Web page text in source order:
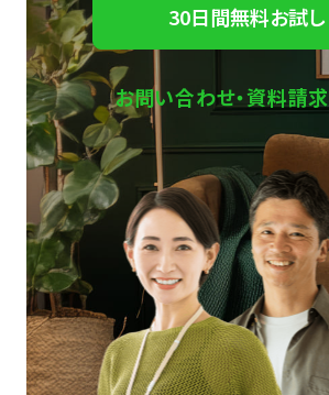
30日間無料お試し
お問い合わせ・資料請求